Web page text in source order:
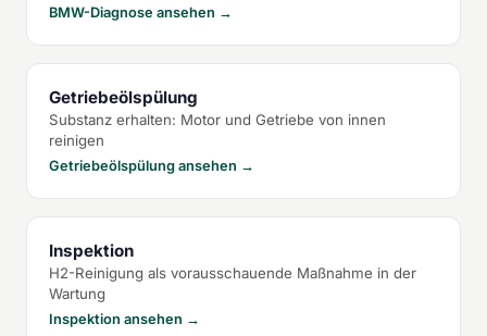
BMW-Diagnose ansehen →
Getriebeölspülung
Substanz erhalten: Motor und Getriebe von innen
reinigen
Getriebeölspülung ansehen →
Inspektion
H2-Reinigung als vorausschauende Maßnahme in der
Wartung
Inspektion ansehen →